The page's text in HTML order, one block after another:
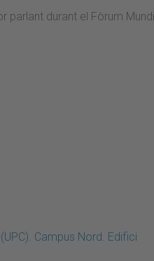
parlant durant el Fòrum
Campus Nord. Edifici